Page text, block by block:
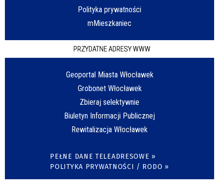
Polityka prywatności
mMieszkaniec
PRZYDATNE ADRESY WWW
Geoportal Miasta Włocławek
Grobonet Włocławek
Zbieraj selektywnie
Biuletyn Informacji Publicznej
Rewitalizacja Włocławek
PEŁNE DANE TELEADRESOWE »
POLITYKA PRYWATNOŚCI / RODO »